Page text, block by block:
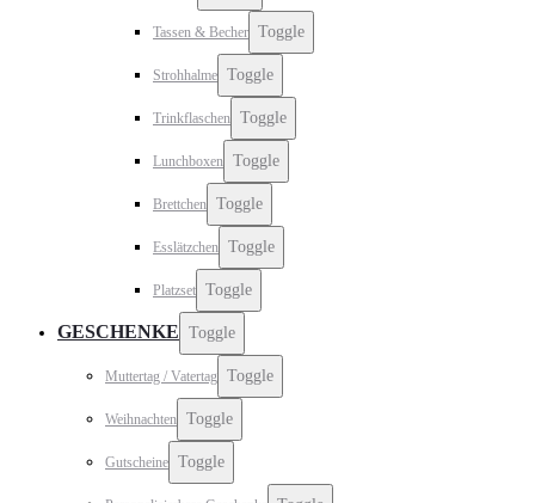
Tassen & Becher Toggle
Strohhalme Toggle
Trinkflaschen Toggle
Lunchboxen Toggle
Brettchen Toggle
Esslätzchen Toggle
Platzset Toggle
GESCHENKE Toggle
Muttertag / Vatertag Toggle
Weihnachten Toggle
Gutscheine Toggle